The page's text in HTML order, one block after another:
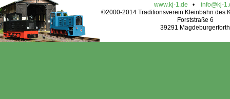
www.kj-1.de • info@kj-
©2000-2014 Traditionsverein Kleinbahn des
Forststraße 6
39291 Magdeburgerforth